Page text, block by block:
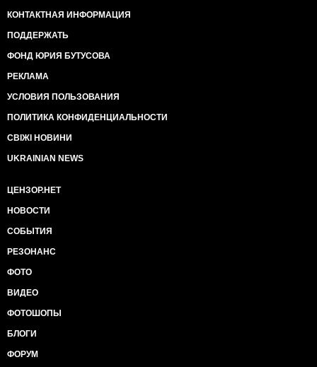
КОНТАКТНАЯ ИНФОРМАЦИЯ
ПОДДЕРЖАТЬ
ФОНД ЮРИЯ БУТУСОВА
РЕКЛАМА
УСЛОВИЯ ПОЛЬЗОВАНИЯ
ПОЛИТИКА КОНФИДЕНЦИАЛЬНОСТИ
СВІЖІ НОВИНИ
UKRAINIAN NEWS
ЦЕНЗОР.НЕТ
НОВОСТИ
СОБЫТИЯ
РЕЗОНАНС
ФОТО
ВИДЕО
ФОТОШОПЫ
БЛОГИ
ФОРУМ